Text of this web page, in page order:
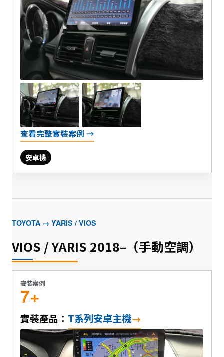
查看完整實裝案例 →
安卓機
TOYOTA → YARIS / VIOS
VIOS / YARIS 2018–（手動空調）
安裝案例
7+
實裝產品： T系列安卓主機